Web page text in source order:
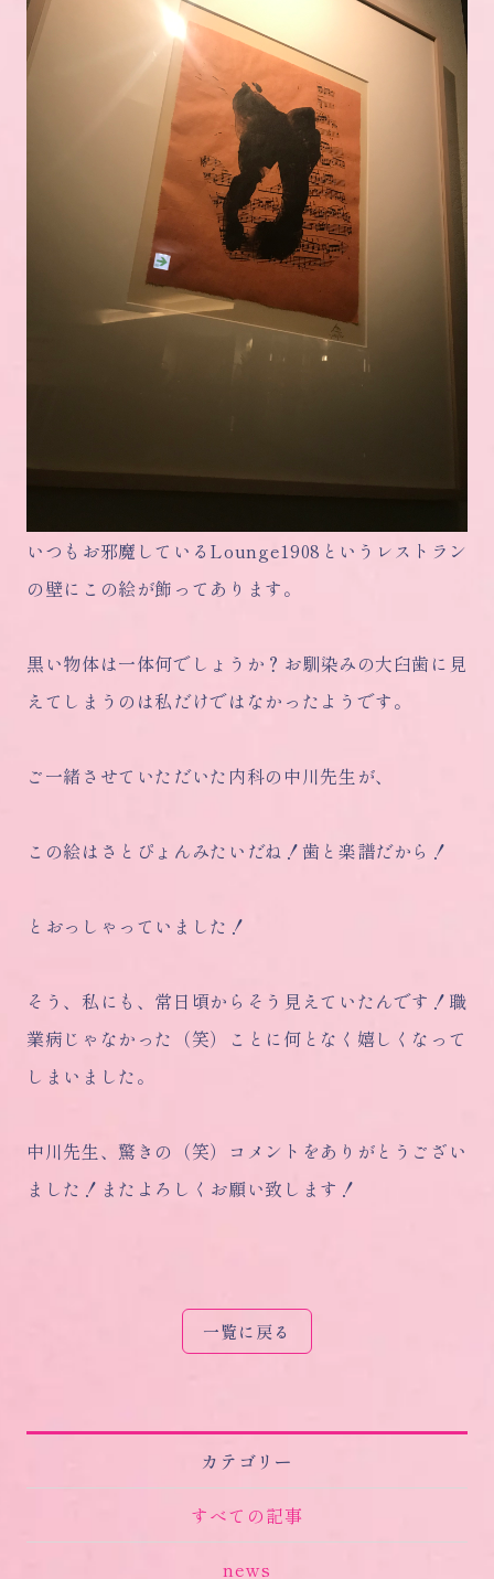
カテゴリー
すべての記事
news
いつもお邪魔しているLounge1908というレストラン
の壁にこの絵が飾ってあります。
黒い物体は一体何でしょうか？お馴染みの大臼歯に見
えてしまうのは私だけではなかったようです。
ご一緒させていただいた内科の中川先生が、
この絵はさとぴょんみたいだね！歯と楽譜だから！
とおっしゃっていました！
そう、私にも、常日頃からそう見えていたんです！職
業病じゃなかった（笑）ことに何となく嬉しくなって
しまいました。
中川先生、驚きの（笑）コメントをありがとうござい
ました！またよろしくお願い致します！
一覧に戻る